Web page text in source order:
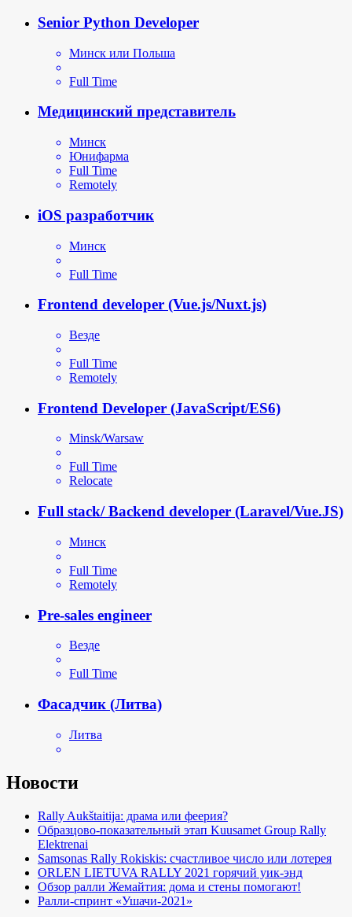
Senior Python Developer
Минск или Польша
Full Time
Медицинский представитель
Минск
Юнифарма
Full Time
Remotely
iOS разработчик
Минск
Full Time
Frontend developer (Vue.js/Nuxt.js)
Везде
Full Time
Remotely
Frontend Developer (JavaScript/ES6)
Minsk/Warsaw
Full Time
Relocate
Full stack/ Backend developer (Laravel/Vue.JS)
Минск
Full Time
Remotely
Pre-sales engineer
Везде
Full Time
Фасадчик (Литва)
Литва
Новости
Rally Aukštaitija: драма или феерия?
Образцово-показательный этап Kuusamet Group Rally
Elektrenai
Samsonas Rally Rokiskis: счастливое число или лотерея
ORLEN LIETUVA RALLY 2021 горячий уик-энд
Обзор ралли Жемайтия: дома и стены помогают!
Ралли-спринт «Ушачи-2021»